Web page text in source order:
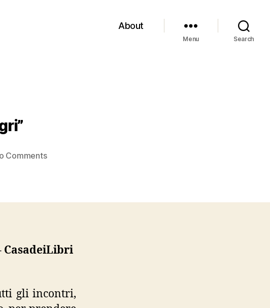
About
Menu Search
Commentson
magri”
CasadeiLibri
gli incontri,